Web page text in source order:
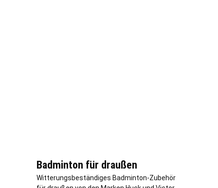
Badminton für draußen
Witterungsbeständiges Badminton-Zubehör